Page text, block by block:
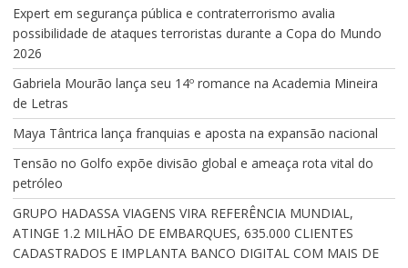
Expert em segurança pública e contraterrorismo avalia
possibilidade de ataques terroristas durante a Copa do Mundo
2026
Gabriela Mourão lança seu 14º romance na Academia Mineira
de Letras
Maya Tântrica lança franquias e aposta na expansão nacional
Tensão no Golfo expõe divisão global e ameaça rota vital do
petróleo
GRUPO HADASSA VIAGENS VIRA REFERÊNCIA MUNDIAL,
ATINGE 1.2 MILHÃO DE EMBARQUES, 635.000 CLIENTES
CADASTRADOS E IMPLANTA BANCO DIGITAL COM MAIS DE